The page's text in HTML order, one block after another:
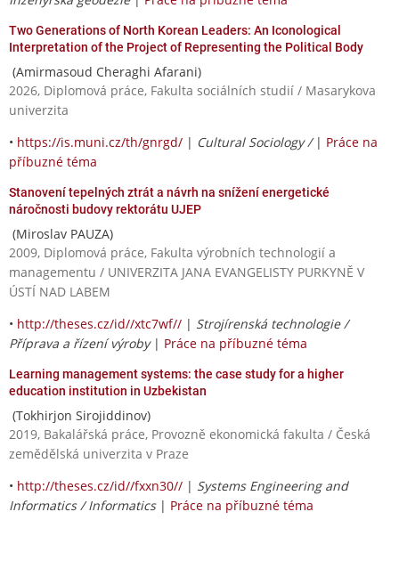
Two Generations of North Korean Leaders: An Iconological
Interpretation of the Project of Representing the Political Body
(Amirmasoud Cheraghi Afarani)
2026, Diplomová práce, Fakulta sociálních studií / Masarykova
univerzita
• https://is.muni.cz/th/gnrgd/ | Cultural Sociology / | Práce na
příbuzné téma
Stanovení tepelných ztrát a návrh na snížení energetické
náročnosti budovy rektorátu UJEP
(Miroslav PAUZA)
2009, Diplomová práce, Fakulta výrobních technologií a
managementu / UNIVERZITA JANA EVANGELISTY PURKYNĚ V
ÚSTÍ NAD LABEM
• http://theses.cz/id//xtc7wf// | Strojírenská technologie /
Příprava a řízení výroby| Práce na příbuzné téma
Learning management systems: the case study for a higher
education institution in Uzbekistan
(Tokhirjon Sirojiddinov)
2019, Bakalářská práce, Provozně ekonomická fakulta / Česká
zemědělská univerzita v Praze
• http://theses.cz/id//fxxn30// | Systems Engineering and
Informatics / Informatics| Práce na příbuzné téma